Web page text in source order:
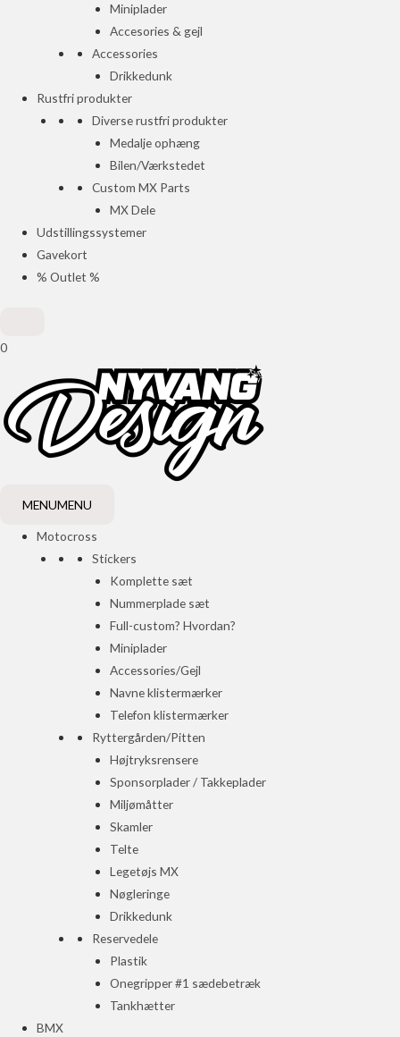
Miniplader
Accesories & gejl
Accessories
Drikkedunk
Rustfri produkter
Diverse rustfri produkter
Medalje ophæng
Bilen/Værkstedet
Custom MX Parts
MX Dele
Udstillingssystemer
Gavekort
% Outlet %
0
MENUMENU
Motocross
Stickers
Komplette sæt
Nummerplade sæt
Full-custom? Hvordan?
Miniplader
Accessories/Gejl
Navne klistermærker
Telefon klistermærker
Ryttergården/Pitten
Højtryksrensere
Sponsorplader / Takkeplader
Miljømåtter
Skamler
Telte
Legetøjs MX
Nøgleringe
Drikkedunk
Reservedele
Plastik
Onegripper #1 sædebetræk
Tankhætter
BMX